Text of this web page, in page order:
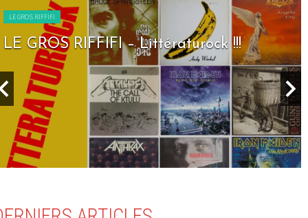
LE GROS RIFFIFI
LE GROS RIFFIFI – Littératurock !!!